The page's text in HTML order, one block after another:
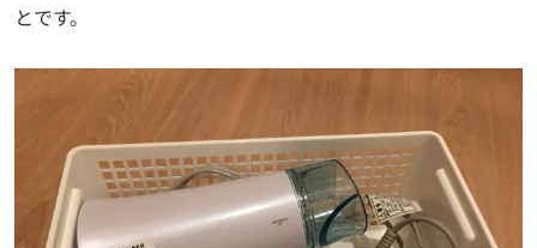
とです。